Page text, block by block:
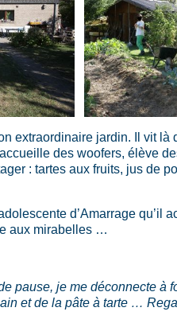
extraordinaire jardin. Il vit là
des woofers, élève
: tartes aux fruits, jus de
d’Amarrage qu’il
aux mirabelles …
pause, je me déconnecte à
et de la pâte à tarte …